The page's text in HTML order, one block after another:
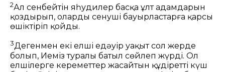
2Ал сенбейтін яһудилер басқа ұлт адамдарын
қоздырып, оларды сенуші бауырластарға қарсы
өшіктіріп қойды.
3Дегенмен екі елші едәуір уақыт сол жерде
болып, Иеміз туралы батыл сөйлеп жүрді. Ол
елшілерге кереметтер жасайтын құдіретті күш